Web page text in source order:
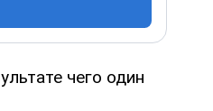
чего один